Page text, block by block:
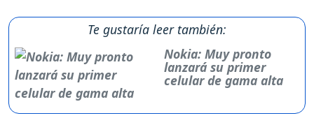
Te gustaría leer también:
Nokia: Muy pronto
lanzará su primer
celular de gama alta